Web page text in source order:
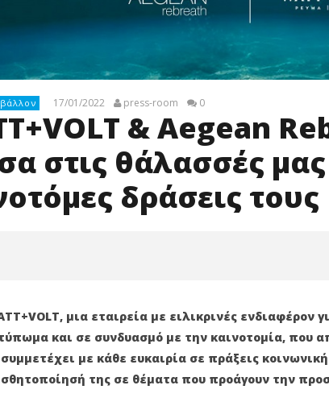
17/01/2022 press-room 0
& Aegean
στις θάλασσές
δράσεις τους
μια εταιρεία με ειλικρινές ενδιαφέρον
και σε συνδυασμό με την καινοτομία, που
με κάθε ευκαιρία σε πράξεις
της σε θέματα που προάγουν την